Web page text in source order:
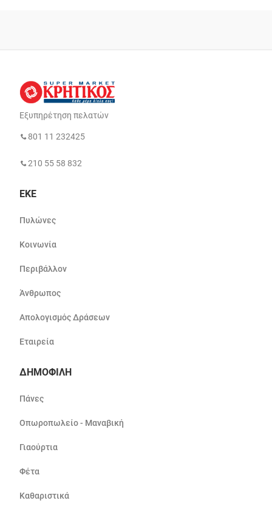
Εξυπηρέτηση πελατών
801 11 232425
210 55 58 832
ΕΚΕ
Πυλώνες
Κοινωνία
Περιβάλλον
Άνθρωπος
Απολογισμός Δράσεων
Εταιρεία
ΔΗΜΟΦΙΛΗ
Πάνες
Οπωροπωλείο - Μαναβική
Γιαούρτια
Φέτα
Καθαριστικά